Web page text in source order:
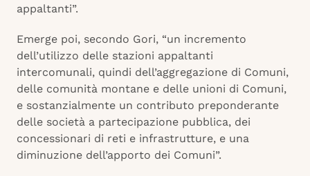
appaltanti”.
Emerge poi, secondo Gori, “un incremento
dell’utilizzo delle stazioni appaltanti
intercomunali, quindi dell’aggregazione di Comuni,
delle comunità montane e delle unioni di Comuni,
e sostanzialmente un contributo preponderante
delle società a partecipazione pubblica, dei
concessionari di reti e infrastrutture, e una
diminuzione dell’apporto dei Comuni”.